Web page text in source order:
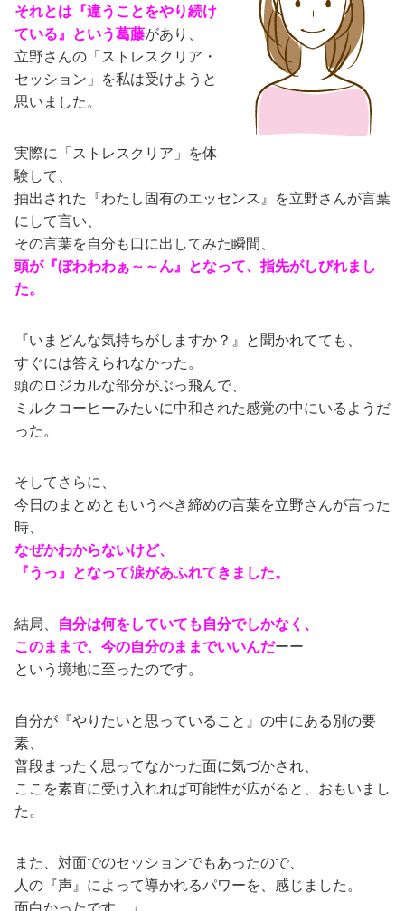
それとは『違うことをやり続け
ている』という葛藤があり、
立野さんの「ストレスクリア・
セッション」を私は受けようと
思いました。
実際に「ストレスクリア」を体
験して、
抽出された『わたし固有のエッセンス』を立野さんが言葉
にして言い、
その言葉を自分も口に出してみた瞬間、
頭が『ぼわわわぁ～～ん』となって、指先がしびれまし
た。
『いまどんな気持ちがしますか？』と聞かれてても、
すぐには答えられなかった。
頭のロジカルな部分がぶっ飛んで、
ミルクコーヒーみたいに中和された感覚の中にいるようだ
った。
そしてさらに、
今日のまとめともいうべき締めの言葉を立野さんが言った
時、
なぜかわからないけど、
『うっ』となって涙があふれてきました。
結局、 自分は何をしていても自分でしかなく、
このままで、今の自分のままでいいんだーー
という境地に至ったのです。
自分が『やりたいと思っていること』の中にある別の要
素、
普段まったく思ってなかった面に気づかされ、
ここを素直に受け入れれば可能性が広がると、おもいまし
た。
また、対面でのセッションでもあったので、
人の『声』によって導かれるパワーを、感じました。
面白かったです。」